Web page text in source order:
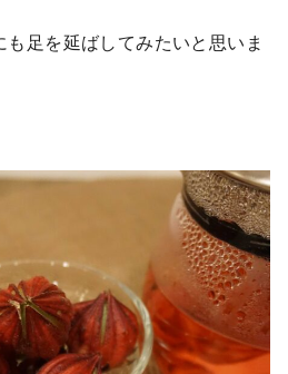
足を延ばしてみたいと思いま